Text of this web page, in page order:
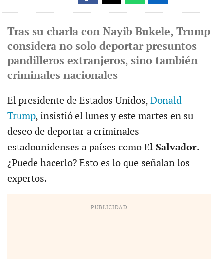
Tras su charla con Nayib Bukele, Trump
considera no solo deportar presuntos
pandilleros extranjeros, sino también
criminales nacionales
El presidente de Estados Unidos, Donald
Trump, insistió el lunes y este martes en su
deseo de deportar a criminales
estadounidenses a países como El Salvador.
¿Puede hacerlo? Esto es lo que señalan los
expertos.
PUBLICIDAD